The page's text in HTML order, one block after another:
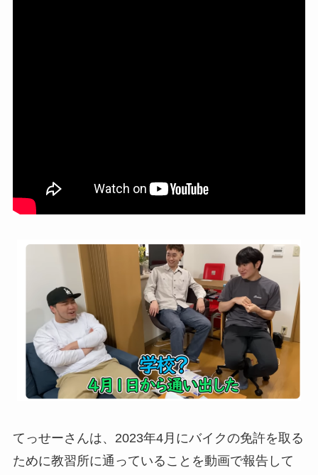
てっせーさんは、2023年4月にバイクの免許を取る
ために教習所に通っていることを動画で報告して